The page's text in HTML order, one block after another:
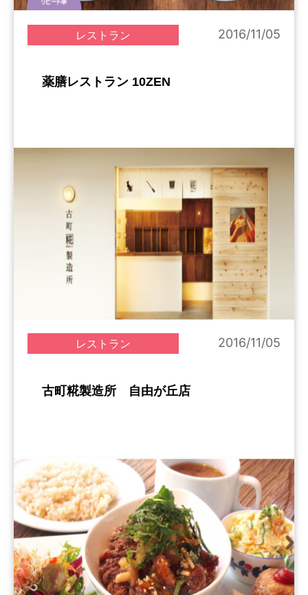
レストラン 2016/11/05
薬膳レストラン 10ZEN
レストラン 2016/11/05
古町糀製造所 自由が丘店